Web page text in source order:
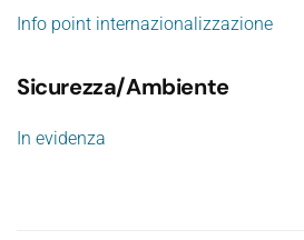
Info point internazionalizzazione
Sicurezza/Ambiente
In evidenza